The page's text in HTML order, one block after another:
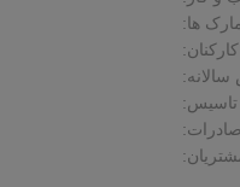
مارک ها:
صادرات: